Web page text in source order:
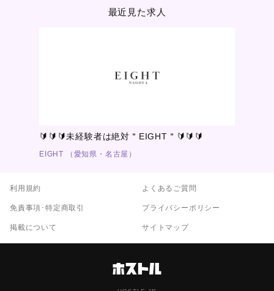
最近見た求人
🔰🔰🔰未経験者は絶対＂EIGHT＂🔰🔰🔰
EIGHT （愛知県・名古屋）
利用規約 よくあるご質問
免責事項･特定商取引 プライバシーポリシー
掲載について サイトマップ